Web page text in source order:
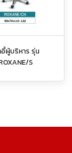
อี้ผู้บริหาร รุ่น
S